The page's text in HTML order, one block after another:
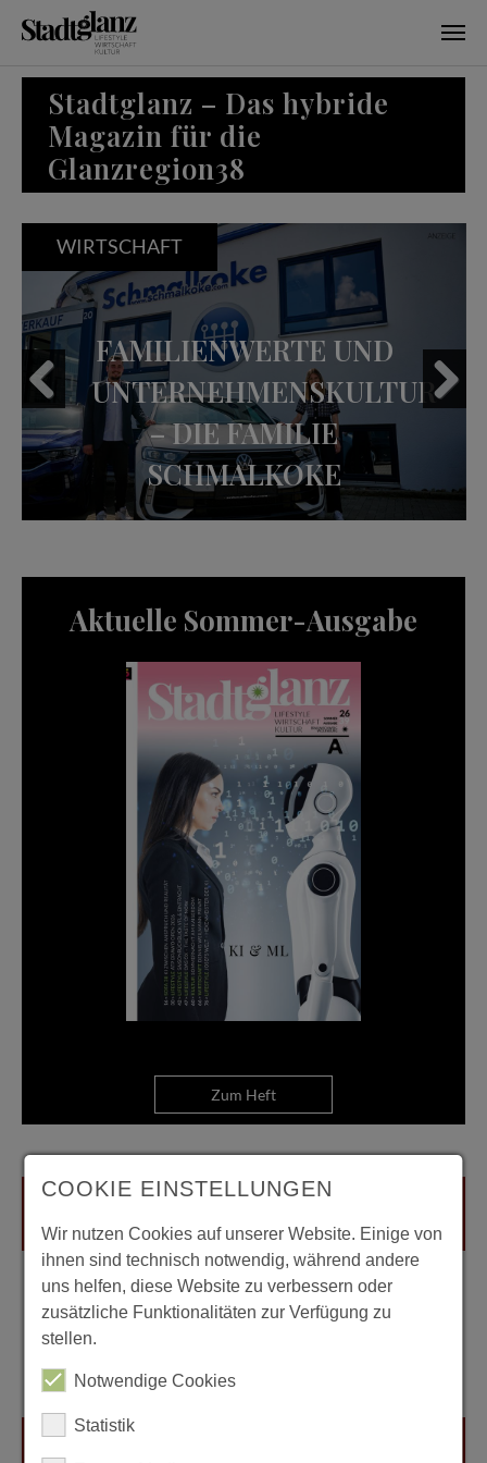
Skip to main content
Stadtglanz – Das hybride
Magazin für die
Glanzregion38
WIRTSCHAFT
FAMILIENWERTE UND
UNTERNEHMENSKULTUR
– DIE FAMILIE
SCHMALKOKE
Previous
Aktuelle Sommer-Ausgabe
Zum Heft
COOKIE EINSTELLUNGEN
Wir nutzen Cookies auf unserer Website. Einige von
ihnen sind technisch notwendig, während andere
uns helfen, diese Website zu verbessern oder
zusätzliche Funktionalitäten zur Verfügung zu
stellen.
Notwendige Cookies
Statistik